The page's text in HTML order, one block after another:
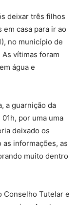
deixar três filhos
em casa para ir ao
no município de
vítimas foram
água e
a guarnição da
por uma uma
deixado os
informações, as
muito dentro
Conselho Tutelar e